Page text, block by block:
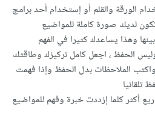
الورقة والقلم أو إستخدام أحد برامج
لديك صورة كاملة للمواضيع
وهذا يساعدك كثيرا في الفهم
الحفظ ، اجعل كامل تركيزك وطاقتك
الملاحظات بدل الحفظ وإذا فهمت
أكثر كلما إزددت خبرة وفهم للمواضيع